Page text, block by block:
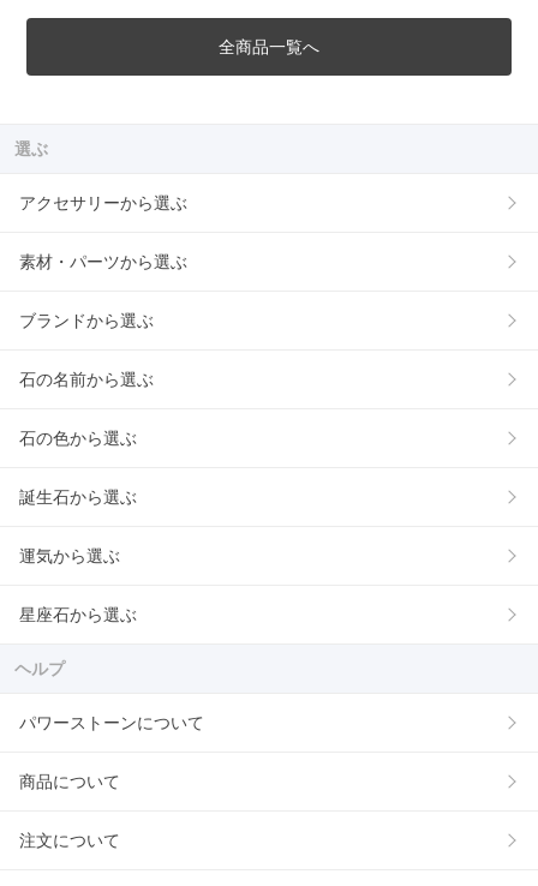
全商品一覧へ
選ぶ
アクセサリーから選ぶ
素材・パーツから選ぶ
ブランドから選ぶ
石の名前から選ぶ
石の色から選ぶ
誕生石から選ぶ
運気から選ぶ
星座石から選ぶ
ヘルプ
パワーストーンについて
商品について
注文について